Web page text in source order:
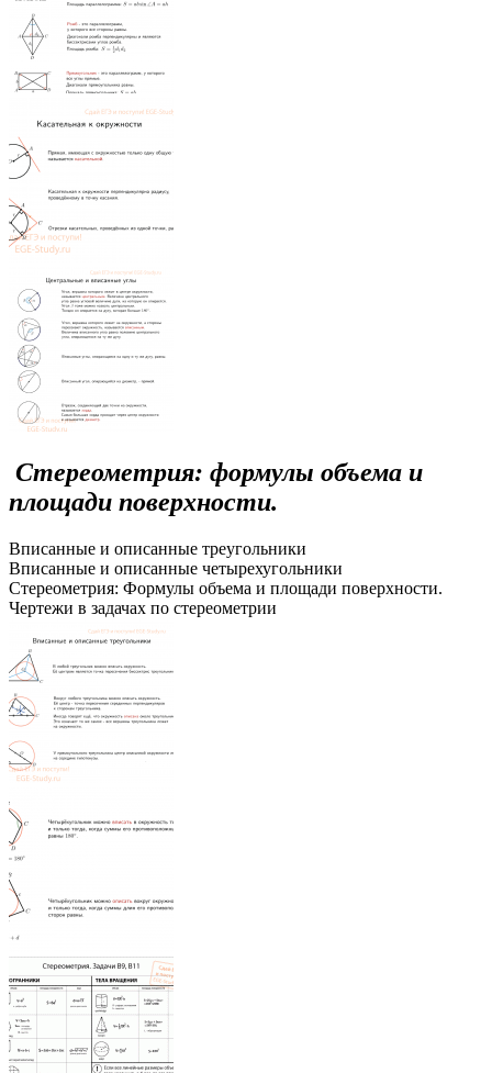
Стереометрия: формулы объема и
площади поверхности.
Вписанные и описанные треугольники
Вписанные и описанные четырехугольники
Стереометрия: Формулы объема и площади поверхности.
Чертежи в задачах по стереометрии